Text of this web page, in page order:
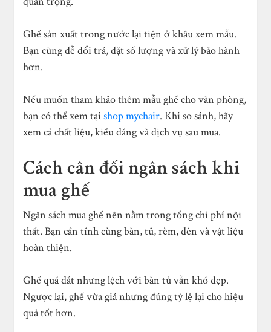
Ghế sản xuất trong nước lại tiện ở khâu xem mẫu.
Bạn cũng dễ đổi trả, đặt số lượng và xử lý bảo hành
hơn.
Nếu muốn tham khảo thêm mẫu ghế cho văn phòng,
bạn có thể xem tạishop mychair. Khi so sánh, hãy
xem cả chất liệu, kiểu dáng và dịch vụ sau mua.
Cách cân đối ngân sách khi
mua ghế
Ngân sách mua ghế nên nằm trong tổng chi phí nội
thất. Bạn cần tính cùng bàn, tủ, rèm, đèn và vật liệu
hoàn thiện.
Ghế quá đắt nhưng lệch với bàn tủ vẫn khó đẹp.
Ngược lại, ghế vừa giá nhưng đúng tỷ lệ lại cho hiệu
quả tốt hơn.